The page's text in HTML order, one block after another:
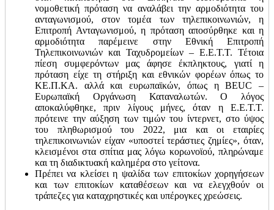
νομοθετική πρόταση να αναλάβει την αρμοδιότητα του
ανταγωνισμού, στον τομέα των τηλεπικοινωνιών, η
Επιτροπή Ανταγωνισμού, η πρόταση αποσύρθηκε και η
αρμοδιότητα παρέμεινε στην Εθνική Επιτροπή
Τηλεπικοινωνιών και Ταχυδρομείων – Ε.Ε.Τ.Τ. Τέτοια
πίεση συμφερόντων μας άφησε έκπληκτους, γιατί η
πρόταση είχε τη στήριξη και εθνικών φορέων όπως το
ΚΕ.Π.ΚΑ. αλλά και ευρωπαϊκών, όπως η BEUC –
Ευρωπαϊκή Οργάνωση Καταναλωτών. Ο λόγος
αποκαλύφθηκε, πριν λίγους μήνες, όταν η Ε.Ε.Τ.Τ.
πρότεινε την αύξηση των τιμών του ίντερνετ, στο ύψος
του πληθωρισμού του 2022, μια και οι εταιρίες
τηλεπικοινωνιών είχαν «υποστεί τεράστιες ζημίες», όταν,
κλεισμένοι στα σπίτια μας λόγω κορωνοϊού, πληρώναμε
και τη διαδικτυακή καλημέρα στο γείτονα.
Πρέπει να κλείσει η ψαλίδα των επιτοκίων χορηγήσεων
και των επιτοκίων καταθέσεων και να ελεγχθούν οι
τράπεζες για καταχρηστικές και υπέρογκες χρεώσεις.